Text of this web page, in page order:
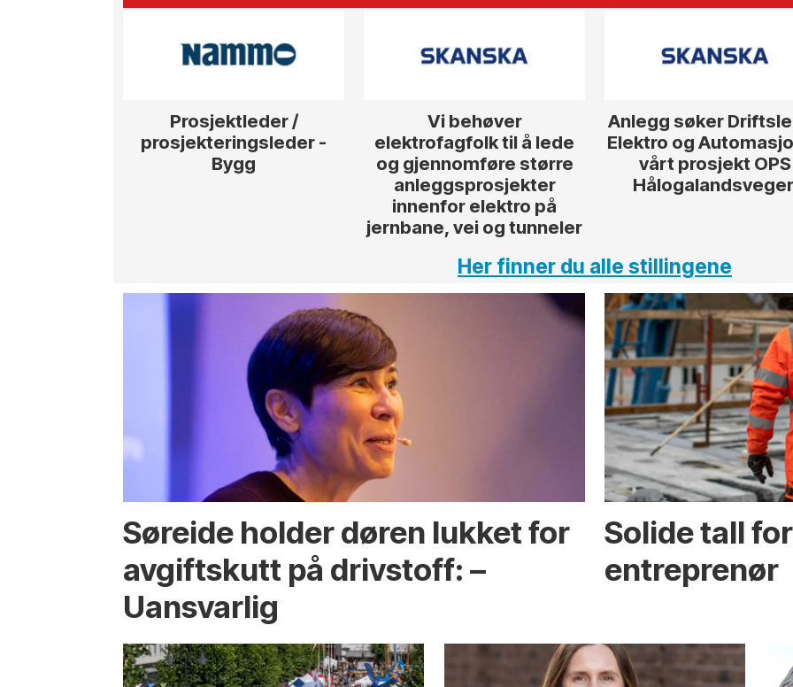
Prosjektleder /
prosjekteringsleder -
Bygg
Vi behøver
elektrofagfolk til å lede
og gjennomføre større
anleggsprosjekter
innenfor elektro på
jernbane, vei og tunneler
Anlegg søker
Elektro og
vårt prosjekt OPS
Her finner du alle stillingene
Søreide holder døren lukket for
avgiftskutt på drivstoff: –
Uansvarlig
Solide tall
entreprenør